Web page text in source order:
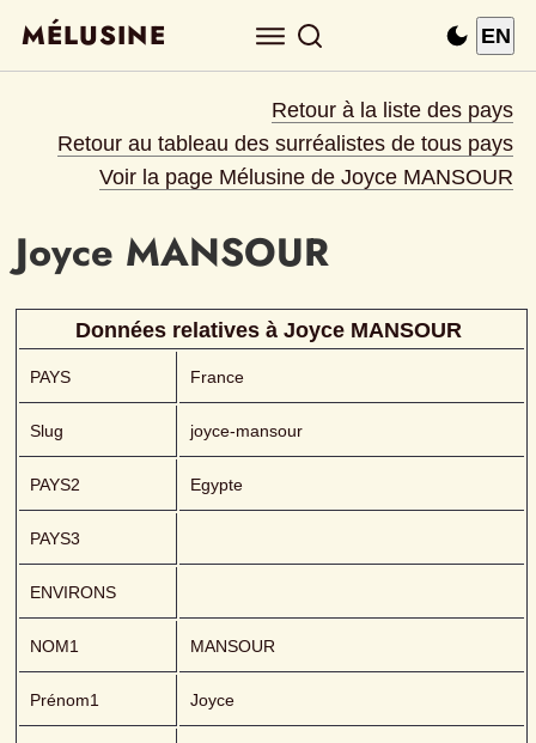
MÉLUSINE EN
Retour à la liste des pays
Retour au tableau des surréalistes de tous pays
Voir la page Mélusine de Joyce MANSOUR
Joyce MANSOUR
Données relatives à Joyce MANSOUR
PAYS France
Slug joyce-mansour
PAYS2 Egypte
PAYS3
ENVIRONS
NOM1 MANSOUR
Prénom1 Joyce